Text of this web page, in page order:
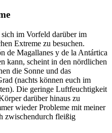
im Vorfeld darüber im
Extreme zu besuchen.
de Magallanes y de la Antártica
kann, scheint in den nördlichen
die Sonne und das
(nachts können euch im
Die geringe Luftfeuchtigkeit
darüber hinaus zu
wieder Probleme mit meiner
zwischendurch fleißig